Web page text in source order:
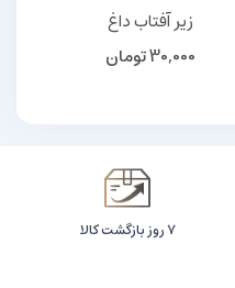
زیر آفتاب داغ
30,000تومان
۷ روز بازگشت کالا